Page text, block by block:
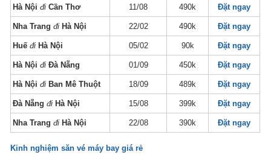
Hà Nộiđi Cần Thơ 11/08 490k Đặt ngay
Nha Trangđi Hà Nội 22/02 490k Đặt ngay
Huếđi Hà Nội 05/02 90k Đặt ngay
Hà Nộiđi Đà Nẵng 01/09 450k Đặt ngay
Hà Nộiđi Ban Mê Thuột 18/09 489k Đặt ngay
Đà Nẵngđi Hà Nội 15/08 399k Đặt ngay
Nha Trangđi Hà Nội 22/08 390k Đặt ngay
Kinh nghiệm săn vé máy bay giá rẻ